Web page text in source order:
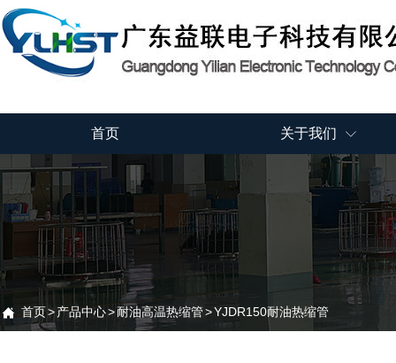
首页 关于我们 
 首页> 产品中心>耐油高温热缩管>YJDR150耐油热缩管